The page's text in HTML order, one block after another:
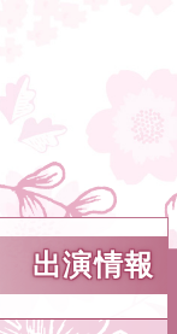
出演情報